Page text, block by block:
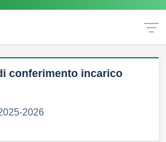
conferimento incarico
2026